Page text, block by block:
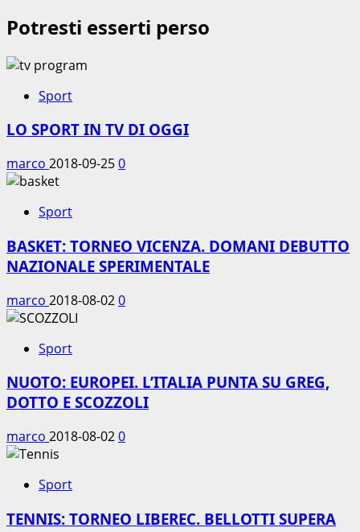
Potresti esserti perso
Sport
LO SPORT IN TV DI OGGI
marco 2018-09-250
Sport
BASKET: TORNEO VICENZA. DOMANI DEBUTTO
NAZIONALE SPERIMENTALE
marco 2018-08-020
Sport
NUOTO: EUROPEI. L’ITALIA PUNTA SU GREG,
DOTTO E SCOZZOLI
marco 2018-08-020
Sport
TENNIS: TORNEO LIBEREC. BELLOTTI SUPERA